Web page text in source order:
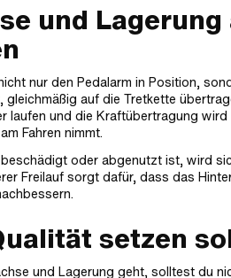
und
nur den Pedalarm in Position,
gleichmäßig auf die Tretkette
laufen und die Kraftübertragung
Fahren nimmt.
oder abgenutzt ist, wird
Freilauf sorgt dafür, dass das
setzen
und Lagerung geht, solltest du